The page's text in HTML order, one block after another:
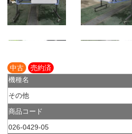
中古
売約済
機種名
その他
商品コード
026-0429-05